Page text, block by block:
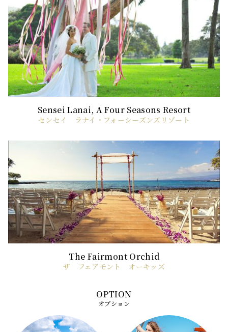
センセイ ラナイ・フォーシーズンズリゾート
ザ フェアモント オーキッズ
オプション